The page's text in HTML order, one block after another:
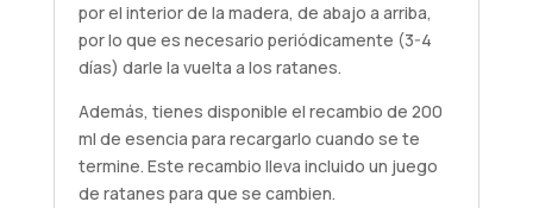
por el interior de la madera, de abajo a arriba,
por lo que es necesario periódicamente (3-4
días) darle la vuelta a los ratanes.
Además, tienes disponible el recambio de 200
ml de esencia para recargarlo cuando se te
termine. Este recambio lleva incluido un juego
de ratanes para que se cambien.